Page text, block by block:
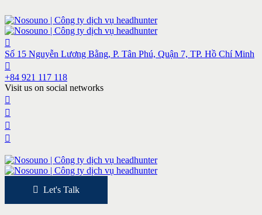
Số 15 Nguyễn Lương Bằng, P. Tân Phú, Quận 7, TP. Hồ Chí Minh
+84 921 117 118
Visit us on social networks
Let's Talk